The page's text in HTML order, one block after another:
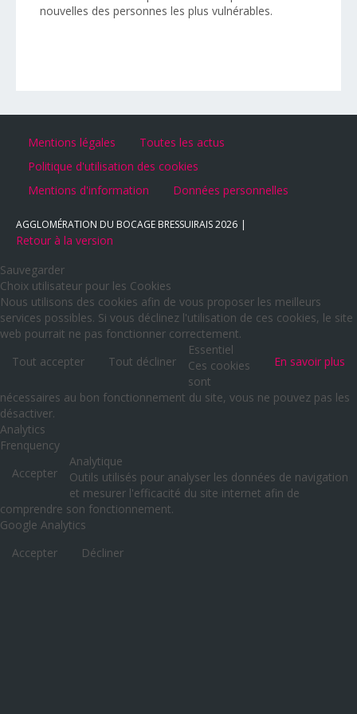
nouvelles des personnes les plus vulnérables.
Mentions légales
Toutes les actus
Politique d'utilisation des cookies
Mentions d'information
Données personnelles
AGGLOMÉRATION DU BOCAGE BRESSUIRAIS2026
Retour à la version
Sauvegarder
Choix utilisateur pour les Cookies
Nous utilisons des cookies afin de vous proposer les meilleurs
services possibles. Si vous déclinez l'utilisation de ces cookies, le site
web pourrait ne pas fonctionner correctement.
Tout accepter
Tout décliner En savoir plus
Essentiel
Ces cookies
sont
nécessaires au bon fonctionnement du site, vous ne pouvez pas les
désactiver.
Analytics
Frenquency
Accepter
Analytique
Outils utilisés pour analyser les données de navigation
et mesurer l'efficacité du site internet afin de
comprendre son fonctionnement.
Google Analytics
Accepter
Décliner